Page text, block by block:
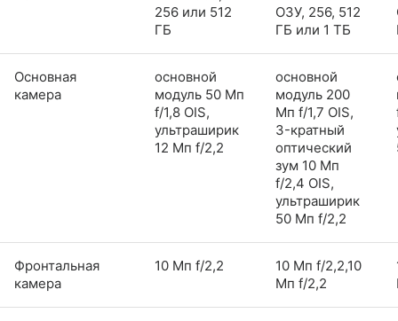
256 или 512
ГБ
ОЗУ, 256, 512
ГБ или 1 ТБ
Основная
камера
основной
модуль 50 Мп
f/1,8 OIS,
ультраширик
12 Мп f/2,2
основной
модуль 200
Мп f/1,7 OIS,
3-кратный
оптический
зум 10 Мп
f/2,4 OIS,
ультраширик
50 Мп f/2,2
Фронтальная
камера
10 Мп f/2,2
10 Мп f/2,2,10
Мп f/2,2